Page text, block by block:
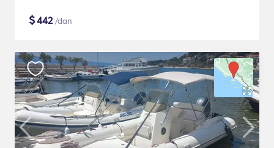
$442/dan